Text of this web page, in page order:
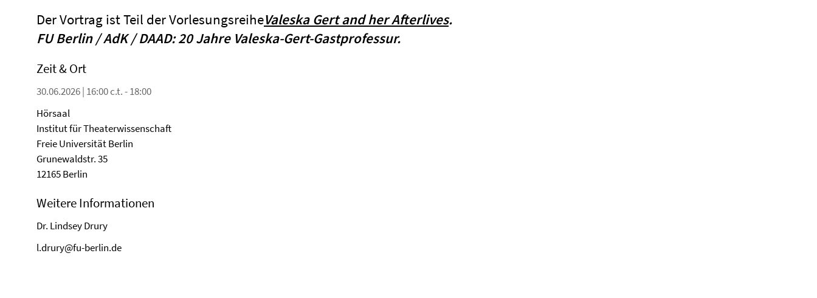
Der Vortrag ist Teil der VorlesungsreiheValeska Gert and her Afterlives.
FU Berlin / AdK / DAAD: 20 Jahre Valeska-Gert-Gastprofessur.
Zeit & Ort
30.06.2026 | 16:00 c.t. - 18:00
Hörsaal
Institut für Theaterwissenschaft
Freie Universität Berlin
Grunewaldstr. 35
12165 Berlin
Weitere Informationen
Dr. Lindsey Drury
l.drury@fu-berlin.de